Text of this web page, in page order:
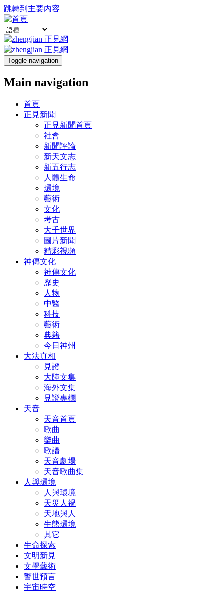
跳轉到主要內容
Toggle navigation
Main navigation
首頁
正見新聞
正見新聞首頁
社會
新聞評論
新天文志
新五行志
人體生命
環境
藝術
文化
考古
大千世界
圖片新聞
精彩視頻
神傳文化
神傳文化
歷史
人物
中醫
科技
藝術
典籍
今日神州
大法真相
見證
大陸文集
海外文集
見證專欄
天音
天音首頁
歌曲
樂曲
歌譜
天音劇場
天音歌曲集
人與環境
人與環境
天災人禍
天地與人
生態環境
其它
生命探索
文明新見
文學藝術
警世預言
宇宙時空